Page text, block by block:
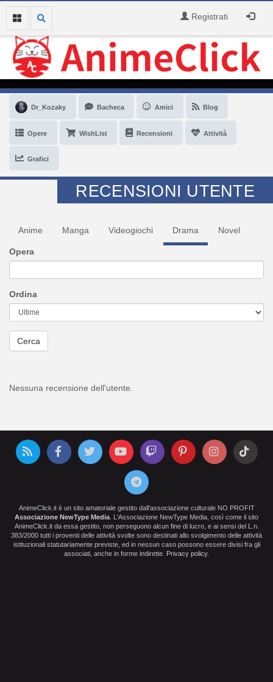
Registrati
Dr_Kozaky Bacheca Amici Blog
Opere WishList Recensioni Attività
Grafici
RECENSIONI UTENTE
Anime Manga Videogiochi Drama Novel
Opera
Ordina
Cerca
Nessuna recensione dell'utente.
AnimeClick.it è un sito amatoriale gestito dall'associazione culturale NO PROFIT
Associazione NewType Media . L'Associazione NewType Media, così come il sito
AnimeClick.it da essa gestito, non perseguono alcun fine di lucro, e ai sensi del L.n.
383/2000 tutti i proventi delle attività svolte sono destinati allo svolgimento delle attività
istituzionali statutariamente previste, ed in nessun caso possono essere divisi fra gli
associati, anche in forme indirette. Privacy policy.